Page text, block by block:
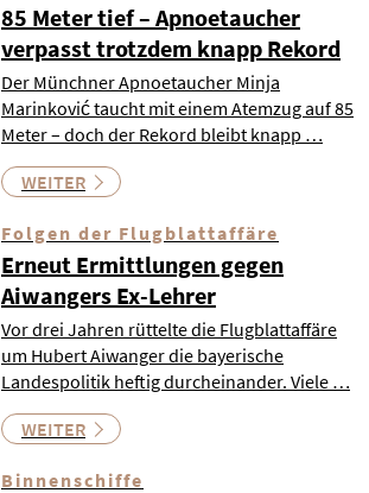
85 Meter tief – Apnoetaucher
verpasst trotzdem knapp Rekord
Der Münchner Apnoetaucher Minja
Marinković taucht mit einem Atemzug auf 85
Meter – doch der Rekord bleibt knapp …
WEITER
Folgen der Flugblattaffäre
Erneut Ermittlungen gegen
Aiwangers Ex-Lehrer
Vor drei Jahren rüttelte die Flugblattaffäre
um Hubert Aiwanger die bayerische
Landespolitik heftig durcheinander. Viele …
WEITER
Binnenschiffe